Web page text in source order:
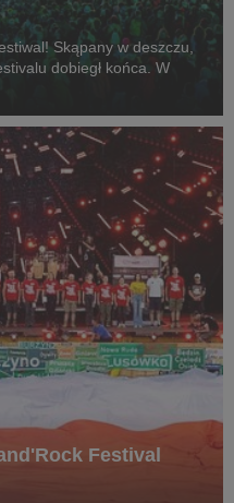
Skąpany w deszczu,
dobiegł końca. W
Festival